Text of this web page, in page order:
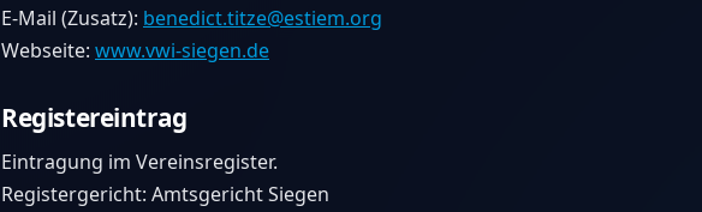
E-Mail (Zusatz): benedict.titze@estiem.org
Webseite: www.vwi-siegen.de
Registereintrag
Eintragung im Vereinsregister.
Registergericht: Amtsgericht Siegen